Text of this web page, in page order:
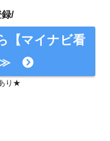
/
【マイナビ看
≫
り★